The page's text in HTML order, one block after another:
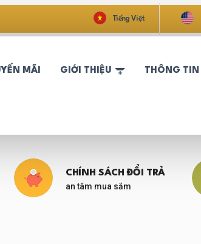
Tiếng Việt
MÃI GIỚI THIỆU THÔNG TIN
CHÍNH SÁCH ĐỔI TRẢ
an tâm mua sắm